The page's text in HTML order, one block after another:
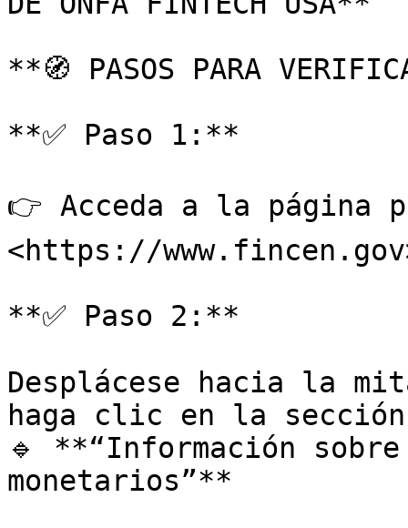
**🧭 PASOS PARA
**✅ Paso 1:**
👉 Acceda a la página
<https://
**✅ Paso 2:**
Desplácese hacia la
haga clic en la
🔹 **“Información
monetarios”**